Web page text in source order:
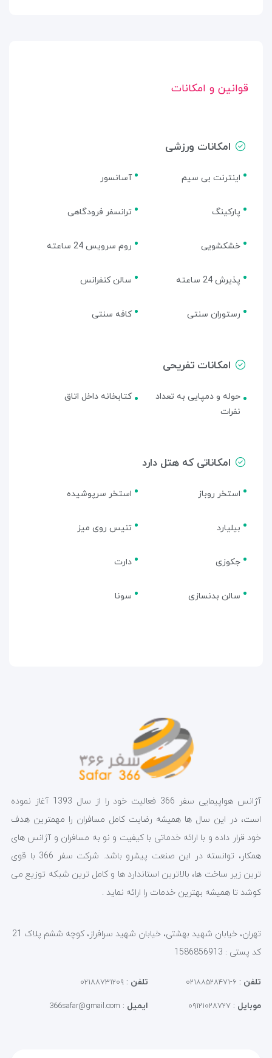
قوانین و امکانات
امکانات ورزشی
اینترنت بی سیم آسانسور
پارکینگ ترانسفر فرودگاهی
خشکشویی روم سرویس 24 ساعته
پذیرش 24 ساعته سالن کنفرانس
رستوران سنتی کافه سنتی
امکانات تفریحی
حوله و دمپایی به تعداد
نفرات
کتابخانه داخل اتاق
امکاناتی که هتل دارد
استخر روباز استخر سرپوشیده
بیلیارد تنیس روی میز
جکوزی دارت
سالن بدنسازی سونا
آژانس هواپیمایی سفر 366 فعالیت خود را از سال 1393 آغاز نموده
است، در این سال ها همیشه رضایت کامل مسافران را مهمترین هدف
خود قرار داده و با ارائه خدماتی با کیفیت و نو به مسافران و آژانس های
همکار، توانسته در این صنعت پیشرو باشد. شرکت سفر 366 با قوی
ترین زیر ساخت ها، بالاترین استاندارد ها و کامل ترین شبکه توزیع می
کوشد تا همیشه بهترین خدمات را ارائه نماید .
تهران، خیابان شهید بهشتی، خیابان شهید سرافراز، کوچه ششم پلاک 21
کد پستی : 1586856913
تلفن : ۶-۰۲۱۸۸۵۲۸۴۷۱ تلفن : ۰۲۱۸۸۷۳۱۲۰۹
موبایل : ۰۹۱۲۱۰۲۸۷۲۷ ایمیل :
366safar@gmail.com